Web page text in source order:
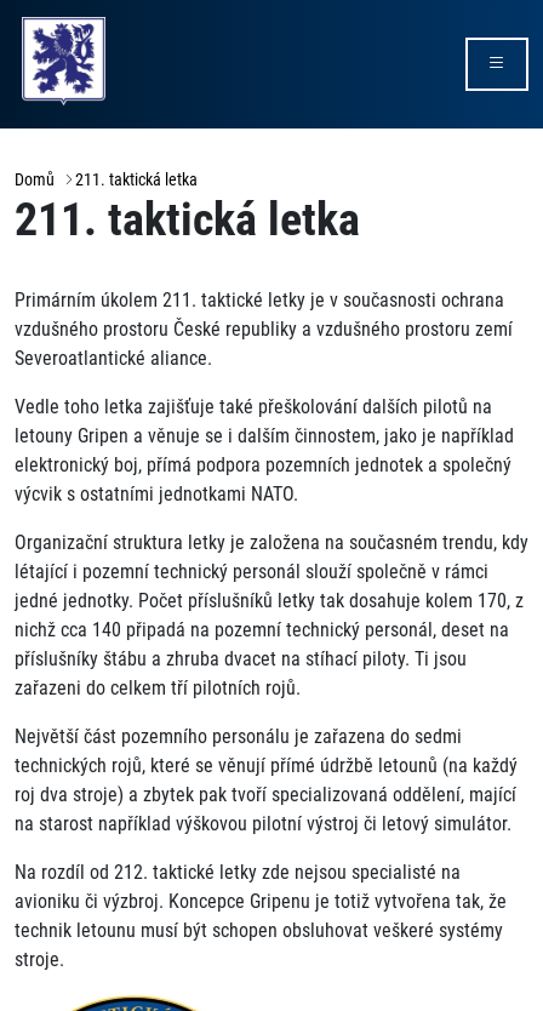
Domů 211. taktická letka
211. taktická letka
Primárním úkolem 211. taktické letky je v současnosti ochrana
vzdušného prostoru České republiky a vzdušného prostoru zemí
Severoatlantické aliance.
Vedle toho letka zajišťuje také přeškolování dalších pilotů na
letouny Gripen a věnuje se i dalším činnostem, jako je například
elektronický boj, přímá podpora pozemních jednotek a společný
výcvik s ostatními jednotkami NATO.
Organizační struktura letky je založena na současném trendu, kdy
létající i pozemní technický personál slouží společně v rámci
jedné jednotky. Počet příslušníků letky tak dosahuje kolem 170, z
nichž cca 140 připadá na pozemní technický personál, deset na
příslušníky štábu a zhruba dvacet na stíhací piloty. Ti jsou
zařazeni do celkem tří pilotních rojů.
Největší část pozemního personálu je zařazena do sedmi
technických rojů, které se věnují přímé údržbě letounů (na každý
roj dva stroje) a zbytek pak tvoří specializovaná oddělení, mající
na starost například výškovou pilotní výstroj či letový simulátor.
Na rozdíl od 212. taktické letky zde nejsou specialisté na
avioniku či výzbroj. Koncepce Gripenu je totiž vytvořena tak, že
technik letounu musí být schopen obsluhovat veškeré systémy
stroje.